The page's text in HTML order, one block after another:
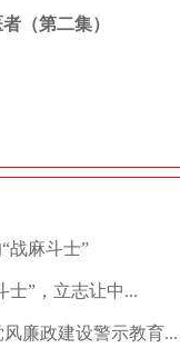
（第二集）
战麻斗士”
士”，立志让中...
廉政建设警示教育...